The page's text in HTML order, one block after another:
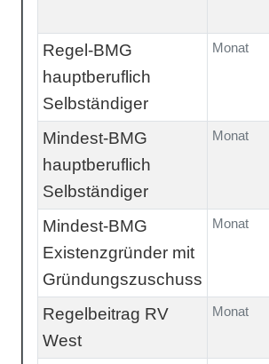
Regel-BMG
hauptberuflich
Selbständiger
Monat
Mindest-BMG
hauptberuflich
Selbständiger
Monat
Mindest-BMG
Existenzgründer mit
Gründungszuschuss
Monat
Regelbeitrag RV
West
Monat